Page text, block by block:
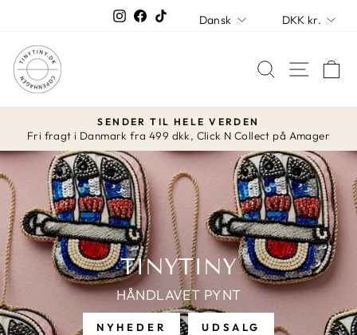
Instagram
Facebook
TikTokSPROG
Dansk DKK kr.
TINYTINY
APS
SØG
Stop
slideshow
SENDER TIL HELE VERDEN
Fri fragt i Danmark fra 499 dkk, Click N Collect på Amager
TINYTINY
HÅNDLAVET PYNT
NYHEDER UDSALG